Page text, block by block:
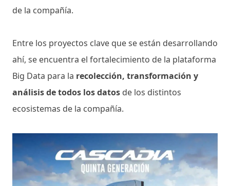
de la compañía.
Entre los proyectos clave que se están desarrollando
ahí, se encuentra el fortalecimiento de la plataforma
Big Data para la recolección, transformación y
análisis de todos los datos de los distintos
ecosistemas de la compañía.